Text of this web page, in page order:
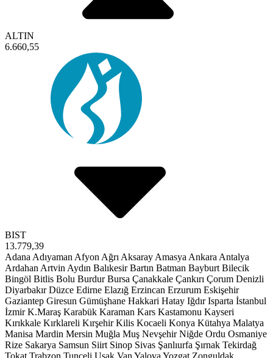
ALTIN
6.660,55
BIST
13.779,39
Adana Adıyaman Afyon Ağrı Aksaray Amasya Ankara Antalya
Ardahan Artvin Aydın Balıkesir Bartın Batman Bayburt Bilecik
Bingöl Bitlis Bolu Burdur Bursa Çanakkale Çankırı Çorum Denizli
Diyarbakır Düzce Edirne Elazığ Erzincan Erzurum Eskişehir
Gaziantep Giresun Gümüşhane Hakkari Hatay Iğdır Isparta İstanbul
İzmir K.Maraş Karabük Karaman Kars Kastamonu Kayseri
Kırıkkale Kırklareli Kırşehir Kilis Kocaeli Konya Kütahya Malatya
Manisa Mardin Mersin Muğla Muş Nevşehir Niğde Ordu Osmaniye
Rize Sakarya Samsun Siirt Sinop Sivas Şanlıurfa Şırnak Tekirdağ
Tokat Trabzon Tunceli Uşak Van Yalova Yozgat Zonguldak